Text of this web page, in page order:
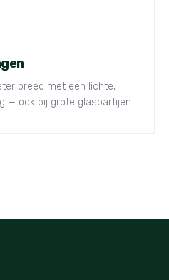
breed met een lichte,
— ook bij grote glaspartijen.